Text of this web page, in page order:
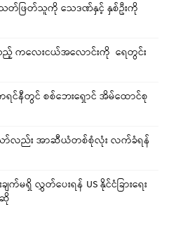
င့်သတ်ဖြတ်သူကို သေဒဏ်နှင့် နှစ်ဦးကို
ည့် ကလေးငယ်အလောင်းကို ရေတွင်း
ရင်နီတွင် စစ်ဘေးရှောင် အိမ်ထောင်စု
ာ်လည်း အာဆီယံတစ်စုံလုံး လက်ခံရန်
ျက်မရှိ လွှတ်ပေးရန် US နိုင်ငံခြားရေး
ဆို